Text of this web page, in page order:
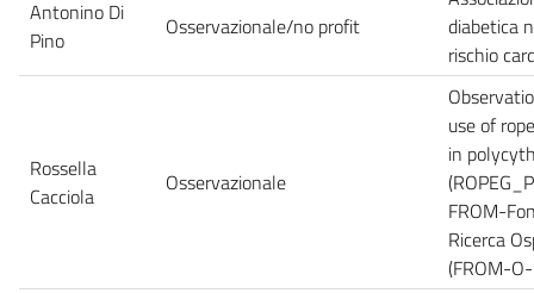
Antonino Di
Pino
Osservazionale/no profit
diabetica
rischio
Rossella
Cacciola
Osservazionale
use of
in
FROM-
Ricerca
(FROM-